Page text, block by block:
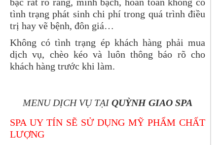
tình trạng phát sinh chi phí trong quá trình điều
trị hay vẽ bệnh, đôn giá…
Không có tình trạng ép khách hàng phải mua
dịch vụ, chèo kéo và luôn thông báo rõ cho
khách hàng trước khi làm.
MENU DỊCH VỤ TẠIQUỲNH GIAO SPA
SPA UY TÍN SẼ SỬ DỤNG MỸ PHẨM CHẤT
LƯỢNG